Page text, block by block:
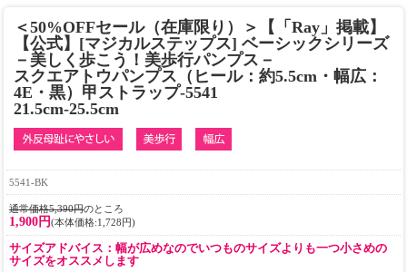
＜50%OFFセール（在庫限り）＞【「Ray」掲載】
【公式】[マジカルステップス] ベーシックシリーズ
－美しく歩こう！美歩行パンプス－
スクエアトウパンプス（ヒール：約5.5cm・幅広：
4E・黒）甲ストラップ-5541
21.5cm-25.5cm
5541-BK
通常価格5,390円のところ
1,900円(本体価格:1,728円)
サイズアドバイス：幅が広めなのでいつものサイズよりも一つ小さめの
サイズをオススメします